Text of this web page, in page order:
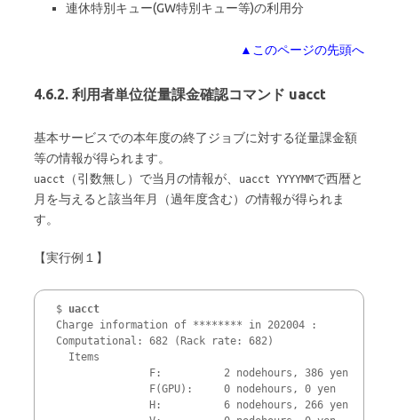
連休特別キュー(GW特別キュー等)の利用分
▲このページの先頭へ
4.6.2. 利用者単位従量課金確認コマンド uacct
基本サービスでの本年度の終了ジョブに対する従量課金額
等の情報が得られます。
uacct （引数無し）で当月の情報が、 uacct YYYYMMで西暦と
月を与えると該当年月（過年度含む）の情報が得られま
す。
【実行例１】
$ uacct
Charge information of ******** in 202004 :
Computational: 682 (Rack rate: 682)
  Items
               F:          2 nodehours, 386 yen
               F(GPU):     0 nodehours, 0 yen
               H:          6 nodehours, 266 yen